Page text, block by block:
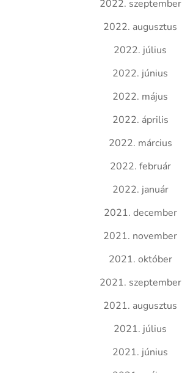
2022. szeptember
2022. augusztus
2022. július
2022. június
2022. május
2022. április
2022. március
2022. február
2022. január
2021. december
2021. november
2021. október
2021. szeptember
2021. augusztus
2021. július
2021. június